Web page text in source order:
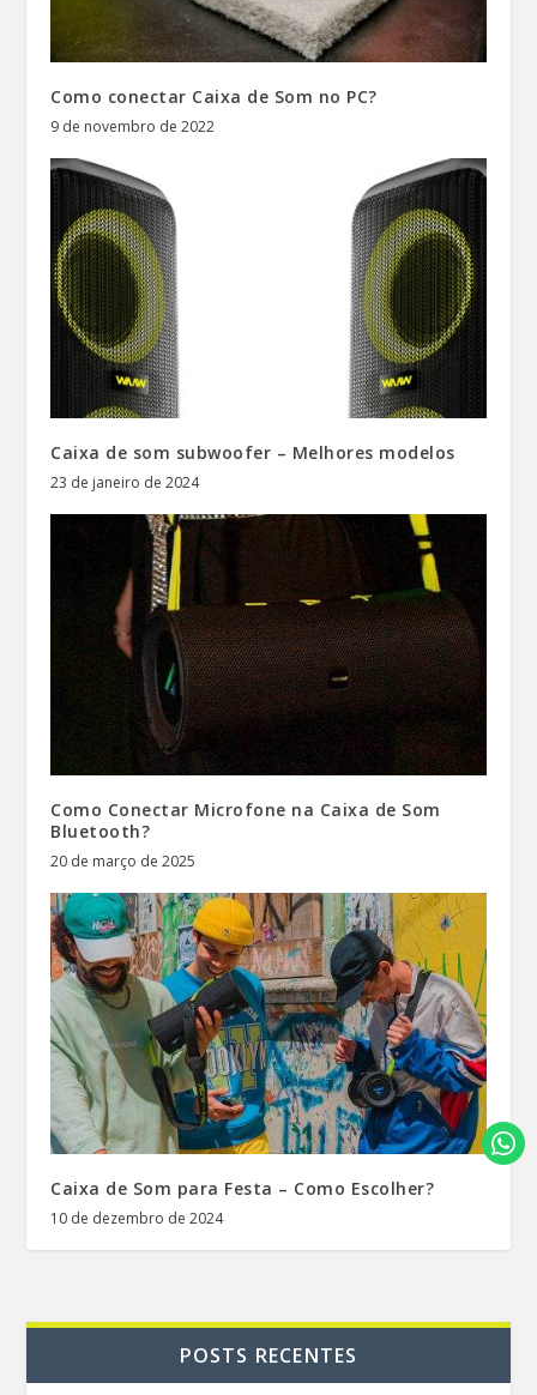
Como conectar Caixa de Som no PC?
9 de novembro de 2022
Caixa de som subwoofer – Melhores modelos
23 de janeiro de 2024
Como Conectar Microfone na Caixa de Som
Bluetooth?
20 de março de 2025
Caixa de Som para Festa – Como Escolher?
10 de dezembro de 2024
POSTS RECENTES